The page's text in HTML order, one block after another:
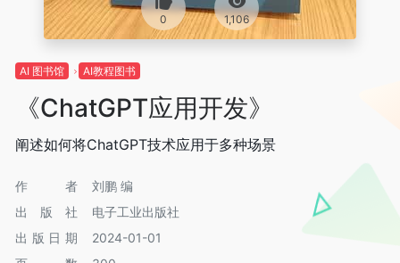
0 1,106
AI 图书馆 AI教程图书
《ChatGPT应用开发》
阐述如何将ChatGPT技术应用于多种场景
作者
刘鹏 编
出版社
电子工业出版社
出版日期
2024-01-01